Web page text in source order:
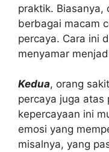
praktik. Biasanya,
berbagai macam
percaya. Cara ini
menyamar
Kedua, orang
percaya juga atas
kepercayaan ini
emosi yang
misalnya, yang